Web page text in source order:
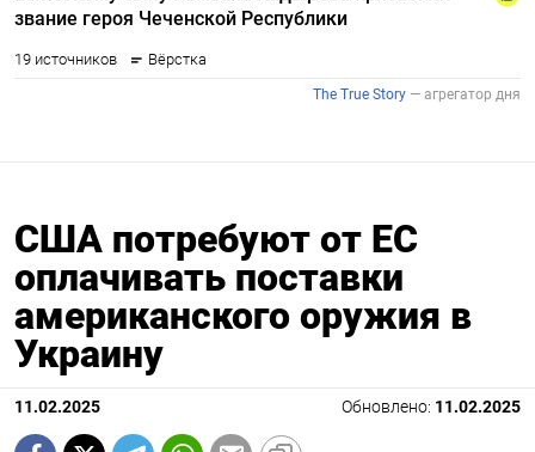
США потребуют от ЕС
оплачивать поставки
американского оружия в
Украину
11.02.2025 Обновлено: 11.02.2025